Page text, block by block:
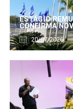
ESTÁGIO
CONFIRMA
20/07/2026